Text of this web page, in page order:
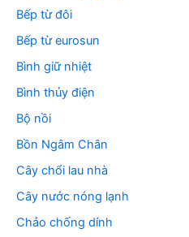
Bếp từ đôi
Bếp từ eurosun
Bình giữ nhiệt
Bình thủy điện
Bộ nồi
Bồn Ngâm Chân
Cây chổi lau nhà
Cây nước nóng lạnh
Chảo chống dính